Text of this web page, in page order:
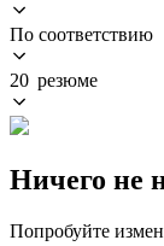
По соответствию
20 резюме
Ничего не
Попробуйте